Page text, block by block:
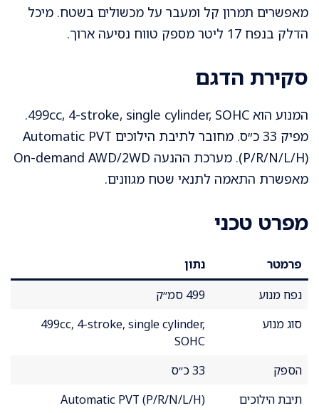
מאפשרים תמרון קל ומעבר על מכשולים בשטח. מיכל
הדלק בנפח 17 ליטר מספק טווח נסיעה ארוך.
סקירת הדגם
המנוע הוא 499cc, 4-stroke, single cylinder, SOHC.
מפיק 33 כ״ס. מחובר לתיבת הילוכים Automatic PVT
(P/R/N/L/H). מערכת ההנעה On-demand AWD/2WD
מאפשרת התאמה לתנאי שטח מגוונים.
מפרט טכני
פרמטר
נתון
נפח מנוע
499 סמ״ק
סוג מנוע
499cc, 4-stroke, single cylinder,
SOHC
הספק
33 כ״ס
תיבת הילוכים
Automatic PVT (P/R/N/L/H)